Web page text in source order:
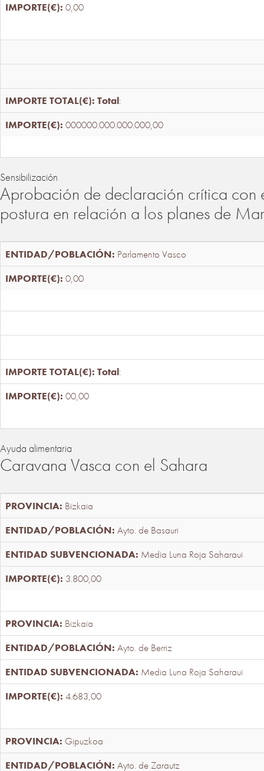
0,00
Total:
000000.000.000.000,00
Sensibilización
Aprobación de declaración crítica con
postura en relación a los planes de
Parlamento Vasco
0,00
Total:
00,00
Ayuda alimentaria
Caravana Vasca con el Sahara
Bizkaia
Ayto. de Basauri
Media Luna Roja Saharaui
3.800,00
Bizkaia
Ayto. de Berriz
Media Luna Roja Saharaui
4.683,00
Gipuzkoa
Ayto. de Zarautz